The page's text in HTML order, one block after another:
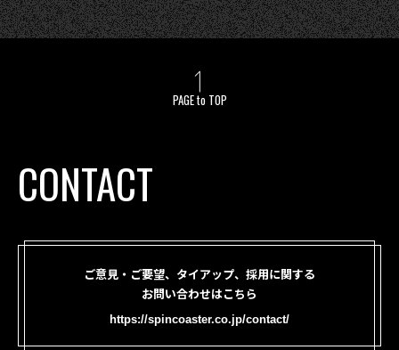
PAGE to TOP
CONTACT
ご意見・ご要望、タイアップ、採用に関する
お問い合わせはこちら
https://spincoaster.co.jp/contact/